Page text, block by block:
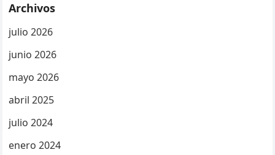
Archivos
julio 2026
junio 2026
mayo 2026
abril 2025
julio 2024
enero 2024